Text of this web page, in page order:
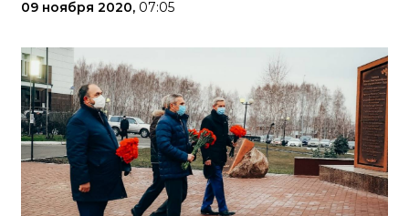
09 ноября 2020, 07:05